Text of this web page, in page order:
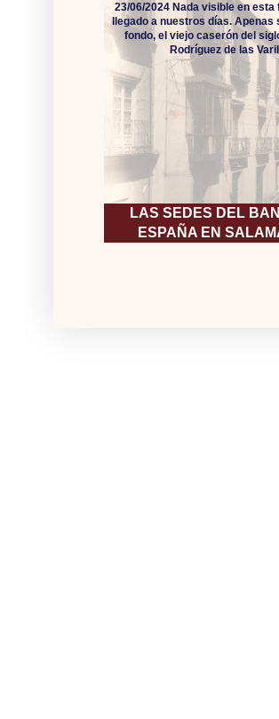
LAS SEDES DEL
ESPAÑA EN
23/06/2024 Nada visible en esta
llegado a nuestros días. Apenas
fondo, el viejo caserón del
Rodríguez de las